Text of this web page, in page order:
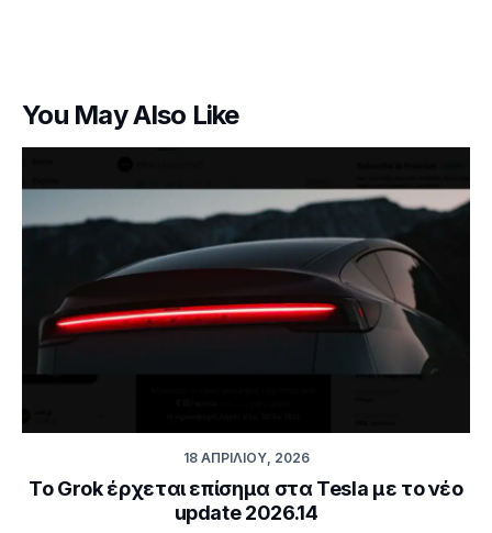
You May Also Like
18 ΑΠΡΙΛΊΟΥ, 2026
Το Grok έρχεται επίσημα στα Tesla με το νέο
update 2026.14